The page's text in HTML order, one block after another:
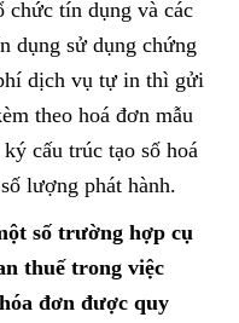
chức tín dụng và các
dụng sử dụng chứng
dịch vụ tự in thì gửi
theo hoá đơn mẫu
cấu trúc tạo số hoá
lượng phát hành.
số trường hợp cụ
thuế trong việc
đơn được quy